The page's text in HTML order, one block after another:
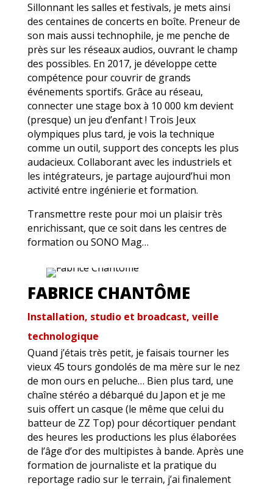
Sillonnant les salles et festivals, je mets ainsi
des centaines de concerts en boîte. Preneur de
son mais aussi technophile, je me penche de
près sur les réseaux audios, ouvrant le champ
des possibles. En 2017, je développe cette
compétence pour couvrir de grands
événements sportifs. Grâce au réseau,
connecter une stage box à 10 000 km devient
(presque) un jeu d’enfant ! Trois Jeux
olympiques plus tard, je vois la technique
comme un outil, support des concepts les plus
audacieux. Collaborant avec les industriels et
les intégrateurs, je partage aujourd’hui mon
activité entre ingénierie et formation.
Transmettre reste pour moi un plaisir très
enrichissant, que ce soit dans les centres de
formation ou SONO Mag…
FABRICE CHANTÔME
Installation, studio et broadcast, veille
technologique
Quand j’étais très petit, je faisais tourner les
vieux 45 tours gondolés de ma mère sur le nez
de mon ours en peluche… Bien plus tard, une
chaîne stéréo a débarqué du Japon et je me
suis offert un casque (le même que celui du
batteur de ZZ Top) pour décortiquer pendant
des heures les productions les plus élaborées
de l’âge d’or des multipistes à bande. Après une
formation de journaliste et la pratique du
reportage radio sur le terrain, j’ai finalement